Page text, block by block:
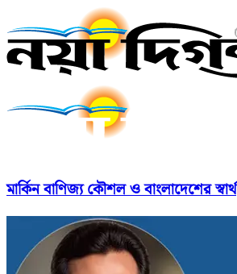
মার্কিন বাণিজ্য কৌশল ও বাংলাদেশের স্বার্থ